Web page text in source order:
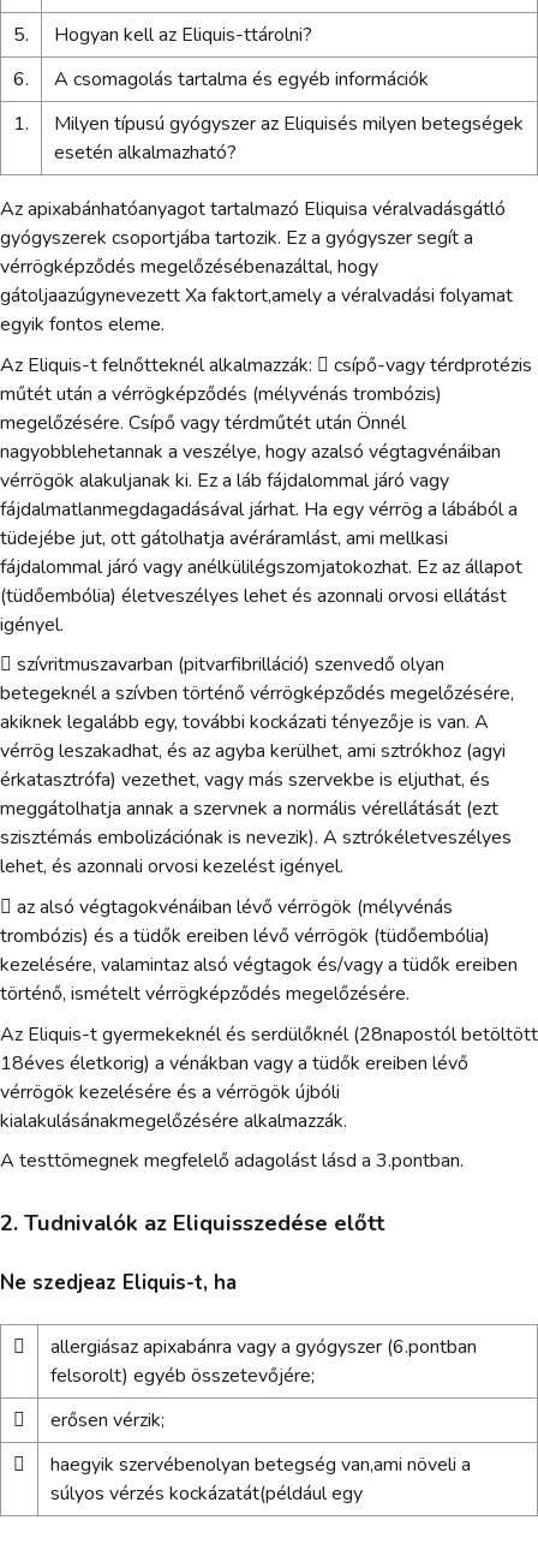
5.
Hogyan kell az Eliquis-ttárolni?
6.
A csomagolás tartalma és egyéb információk
1.
Milyen típusú gyógyszer az Eliquisés milyen betegségek
esetén alkalmazható?
Az apixabánhatóanyagot tartalmazó Eliquisa véralvadásgátló
gyógyszerek csoportjába tartozik. Ez a gyógyszer segít a
vérrögképződés megelőzésébenazáltal, hogy
gátoljaazúgynevezett Xa faktort,amely a véralvadási folyamat
egyik fontos eleme.
Az Eliquis-t felnőtteknél alkalmazzák:  csípő-vagy térdprotézis
műtét után a vérrögképződés (mélyvénás trombózis)
megelőzésére. Csípő vagy térdműtét után Önnél
nagyobblehetannak a veszélye, hogy azalsó végtagvénáiban
vérrögök alakuljanak ki. Ez a láb fájdalommal járó vagy
fájdalmatlanmegdagadásával járhat. Ha egy vérrög a lábából a
tüdejébe jut, ott gátolhatja avéráramlást, ami mellkasi
fájdalommal járó vagy anélkülilégszomjatokozhat. Ez az állapot
(tüdőembólia) életveszélyes lehet és azonnali orvosi ellátást
igényel.
 szívritmuszavarban (pitvarfibrilláció) szenvedő olyan
betegeknél a szívben történő vérrögképződés megelőzésére,
akiknek legalább egy, további kockázati tényezője is van. A
vérrög leszakadhat, és az agyba kerülhet, ami sztrókhoz (agyi
érkatasztrófa) vezethet, vagy más szervekbe is eljuthat, és
meggátolhatja annak a szervnek a normális vérellátását (ezt
szisztémás embolizációnak is nevezik). A sztrókéletveszélyes
lehet, és azonnali orvosi kezelést igényel.
 az alsó végtagokvénáiban lévő vérrögök (mélyvénás
trombózis) és a tüdők ereiben lévő vérrögök (tüdőembólia)
kezelésére, valamintaz alsó végtagok és/vagy a tüdők ereiben
történő, ismételt vérrögképződés megelőzésére.
Az Eliquis-t gyermekeknél és serdülőknél (28napostól betöltött
18éves életkorig) a vénákban vagy a tüdők ereiben lévő
vérrögök kezelésére és a vérrögök újbóli
kialakulásánakmegelőzésére alkalmazzák.
A testtömegnek megfelelő adagolást lásd a 3.pontban.
2. Tudnivalók az Eliquisszedése előtt
Ne szedjeaz Eliquis-t, ha

allergiásaz apixabánra vagy a gyógyszer (6.pontban
felsorolt) egyéb összetevőjére;

erősen vérzik;

haegyik szervébenolyan betegség van,ami növeli a
súlyos vérzés kockázatát(például egy